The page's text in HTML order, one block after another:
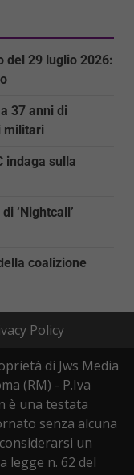
del 29 luglio 2026:
37 anni di
militari
indaga sulla
‘Nightcall’
coalizione
Policy
di Jws Media
(RM) - P.Iva
è una testata
senza alcuna
un
legge n. 62 del